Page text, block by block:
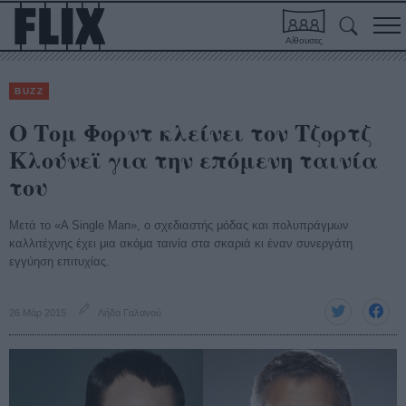
Αίθουσες
BUZZ
Ο Τομ Φορντ κλείνει τον Τζορτζ
Κλούνεϊ για την επόμενη ταινία
του
Μετά το «A Single Man», ο σχεδιαστής μόδας και πολυπράγμων
καλλιτέχνης έχει μια ακόμα ταινία στα σκαριά κι έναν συνεργάτη
εγγύηση επιτυχίας.
26 Μάρ 2015 Λήδα Γαλανού